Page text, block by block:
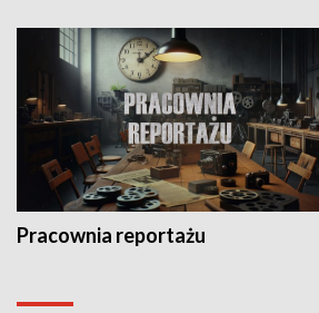
Pracownia reportażu